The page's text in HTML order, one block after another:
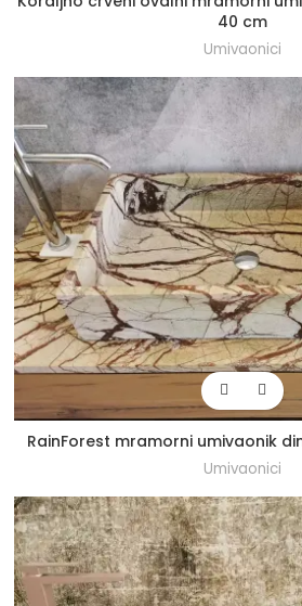
40 cm
Umivaonici
RainForest mramorni umivaonik
Umivaonici